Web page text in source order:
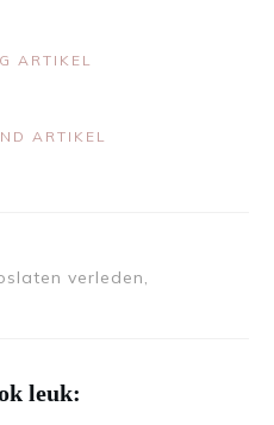
ARTIKEL
ARTIKEL
verleden,
leuk: